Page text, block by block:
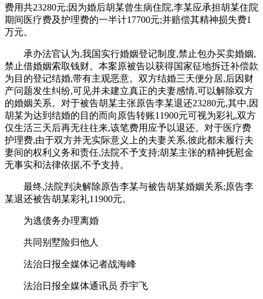
费用共23280元;因为婚后胡某曾生病住院,李某应承担胡某住院
期间医疗费及护理费的一半计17700元;并赔偿其精神损失费1
万元。
承办法官认为,我国实行婚姻登记制度,禁止包办买卖婚姻,
禁止借婚姻索取钱财。本案原被告以获得国家征地拆迁补偿款
为目的登记结婚,带有主观恶意。双方结婚三天便分居,后因财
产问题发生纠纷,可见并未建立真正的夫妻感情,可以解除双方
的婚姻关系。对于被告胡某主张原告李某退还23280元,其中,因
胡某为达到结婚的目的而向原告转账11900元可视为彩礼,双方
仅生活三天后再无往往来,该笔费用应予以退还。对于医疗费
护理费,由于双方并无实际意义上的夫妻关系,彼此都未履行夫
妻间的权利义务和责任,法院不予支持;胡某主张的精神抚慰金
无事实和法律依据,不予支持。
最终,法院判决解除原告李某与被告胡某婚姻关系;原告李
某退还被告胡某彩礼11900元。
为逃债务办理离婚
共同别墅险归他人
法治日报全媒体记者战海峰
法治日报全媒体通讯员 乔宇飞